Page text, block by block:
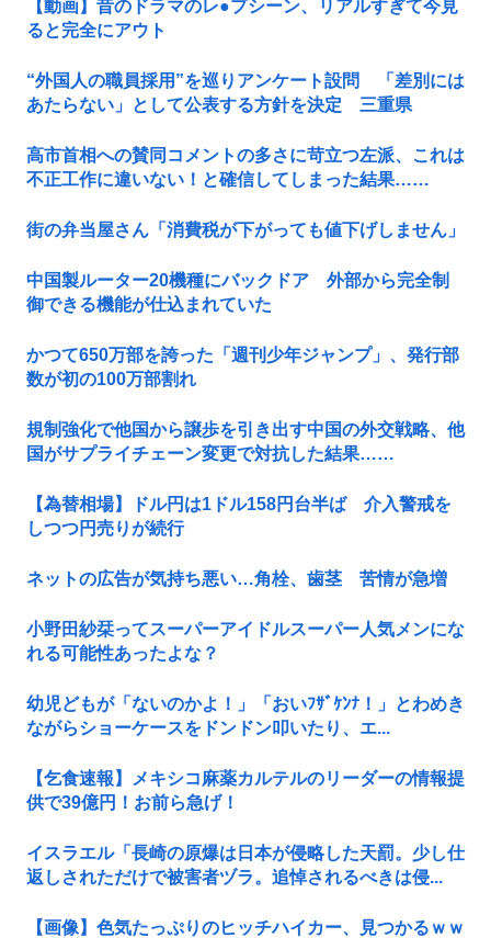
【動画】昔のドラマのレ●プシーン、リアルすぎて今見
ると完全にアウト
“外国人の職員採用”を巡りアンケート設問 「差別には
あたらない」として公表する方針を決定 三重県
高市首相への賛同コメントの多さに苛立つ左派、これは
不正工作に違いない！と確信してしまった結果……
街の弁当屋さん「消費税が下がっても値下げしません」
中国製ルーター20機種にバックドア 外部から完全制
御できる機能が仕込まれていた
かつて650万部を誇った「週刊少年ジャンプ」、発行部
数が初の100万部割れ
規制強化で他国から譲歩を引き出す中国の外交戦略、他
国がサプライチェーン変更で対抗した結果……
【為替相場】ドル円は1ドル158円台半ば 介入警戒を
しつつ円売りが続行
ネットの広告が気持ち悪い…角栓、歯茎 苦情が急増
小野田紗栞ってスーパーアイドルスーパー人気メンにな
れる可能性あったよな？
幼児どもが「ないのかよ！」「おいﾌｻﾞｹﾝﾅ！」とわめき
ながらショーケースをドンドン叩いたり、エ...
【乞食速報】メキシコ麻薬カルテルのリーダーの情報提
供で39億円！お前ら急げ！
イスラエル「長崎の原爆は日本が侵略した天罰。少し仕
返しされただけで被害者ヅラ。追悼されるべきは侵...
【画像】色気たっぷりのヒッチハイカー、見つかるｗｗ